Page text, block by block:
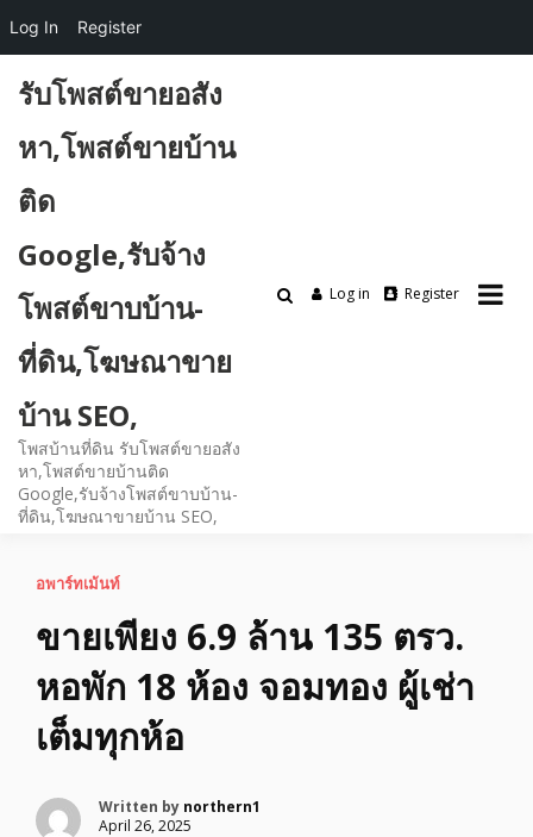
content
รับโพสต์ขายอสัง
หา,โพสต์ขายบ้าน
ติด
Google,รับจ้าง
โพสต์ขาบบ้าน-
ที่ดิน,โฆษณาขาย
บ้าน SEO,
โพสบ้านที่ดิน รับโพสต์ขายอสัง
หา,โพสต์ขายบ้านติด
Google,รับจ้างโพสต์ขาบบ้าน-
ที่ดิน,โฆษณาขายบ้าน SEO,
Log in Register
อพาร์ทเม้นท์
ขายเพียง 6.9 ล้าน 135 ตรว.
หอพัก 18 ห้อง จอมทอง ผู้เช่า
เต็มทุกห้อ
Written by northern1
April 26, 2025
Log In Register